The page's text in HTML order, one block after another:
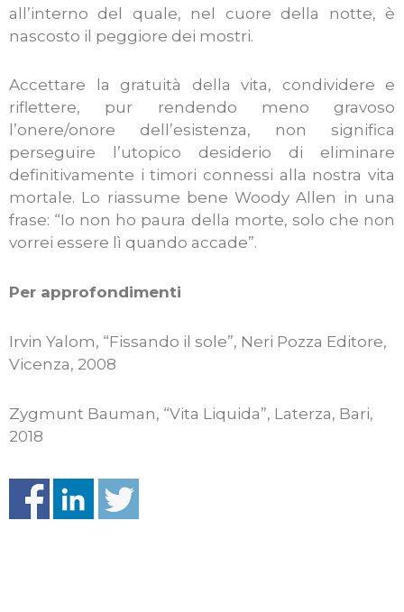
all’interno del quale, nel cuore della notte, è
nascosto il peggiore dei mostri.
Accettare la gratuità della vita, condividere e
riflettere, pur rendendo meno gravoso
l’onere/onore dell’esistenza, non significa
perseguire l’utopico desiderio di eliminare
definitivamente i timori connessi alla nostra vita
mortale. Lo riassume bene Woody Allen in una
frase: “Io non ho paura della morte, solo che non
vorrei essere lì quando accade”.
Per approfondimenti
Irvin Yalom, “Fissando il sole”, Neri Pozza Editore,
Vicenza, 2008
Zygmunt Bauman, “Vita Liquida”, Laterza, Bari,
2018